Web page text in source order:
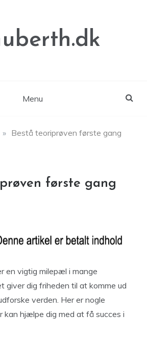
Menu
» Bestå teoriprøven første gang
første gang
en vigtig milepæl i mange
giver dig friheden til at komme ud
verden. Her er nogle
kan hjælpe dig med at få succes i